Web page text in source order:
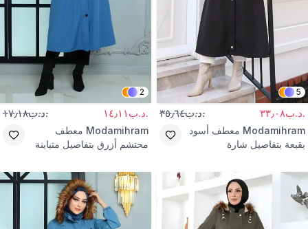
5
.د.ب٣٣٫٠٨ .د.ب٣٥٫٦٤
Modamihram معطف أسود
بقبعة بتفاصيل شارة
2
.د.ب١٤٫١١ .د.ب١٧٫١٨
Modamihram معطف
محتشم أزرق بتفاصيل متباينة